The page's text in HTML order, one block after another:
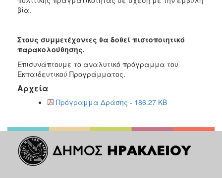
βία.
Στους συμμετέχοντες θα δοθεί πιστοποιητικό
παρακολούθησης.
Επισυνάπτουμε το αναλυτικό πρόγραμμα του
Εκπαιδευτικού Προγράμματος.
Αρχεία
Πρόγραμμα Δράσης - 186.27 KB